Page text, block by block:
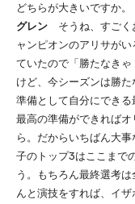
どちらが大きいですか。
グレン そうね、すごく
ャンピオンのアリサが
ていたので「勝たなき
けど、今シーズンは勝
準備として自分にできる
最高の準備ができれば
ら。だからいちばん大
子のトップ3はここまで
う。もちろん最終選考
んと演技をすれば、イ